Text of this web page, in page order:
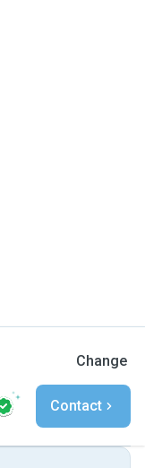
Change
Contact